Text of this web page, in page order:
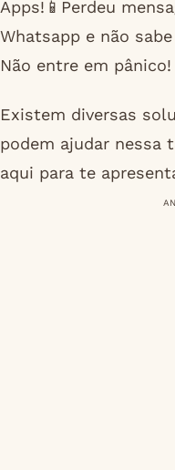
Apps!📱Perdeu
Whatsapp e não
Não entre em pânico!
Existem diversas
podem ajudar nessa
aqui para te